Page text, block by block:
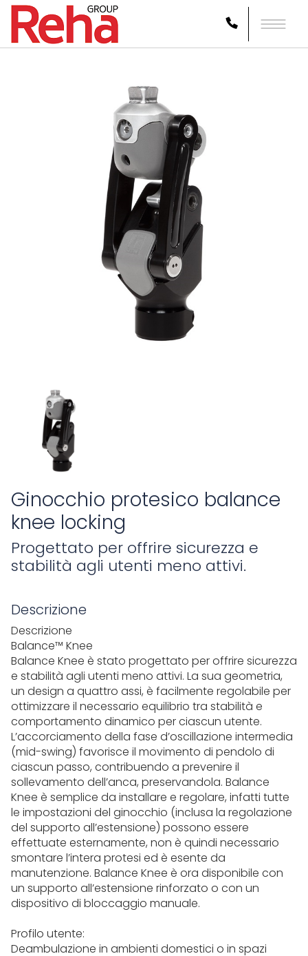
Ginocchio protesico balance
knee locking
Progettato per offrire sicurezza e
stabilità agli utenti meno attivi.
Descrizione
Descrizione
Balance™ Knee
Balance Knee è stato progettato per offrire sicurezza
e stabilità agli utenti meno attivi. La sua geometria,
un design a quattro assi, è facilmente regolabile per
ottimizzare il necessario equilibrio tra stabilità e
comportamento dinamico per ciascun utente.
L’accorciamento della fase d’oscillazione intermedia
(mid-swing) favorisce il movimento di pendolo di
ciascun passo, contribuendo a prevenire il
sollevamento dell’anca, preservandola. Balance
Knee è semplice da installare e regolare, infatti tutte
le impostazioni del ginocchio (inclusa la regolazione
del supporto all’estensione) possono essere
effettuate esternamente, non è quindi necessario
smontare l’intera protesi ed è esente da
manutenzione. Balance Knee è ora disponibile con
un supporto all’estensione rinforzato o con un
dispositivo di bloccaggio manuale.
Profilo utente:
Deambulazione in ambienti domestici o in spazi